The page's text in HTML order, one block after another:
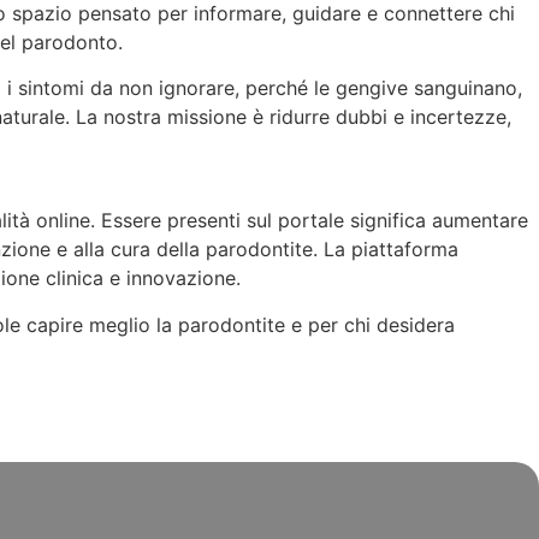
pensato per informare, guidare e connettere chi
parodonto.
sintomi da non ignorare, perché le gengive sanguinano,
La nostra missione è ridurre dubbi e incertezze,
online. Essere presenti sul portale significa aumentare
e alla cura della parodontite. La piattaforma
clinica e innovazione.
capire meglio la parodontite e per chi desidera